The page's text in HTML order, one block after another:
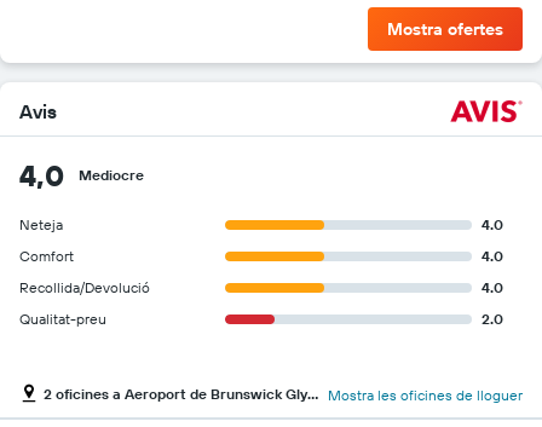
Mostra ofertes
Avis
4,0 Mediocre
Neteja
4.0
Comfort
4.0
Recollida/Devolució
4.0
Qualitat-preu
2.0
2 oficines a Aeroport de Brunswick Glynco Jetport Mostra les oficines de lloguer